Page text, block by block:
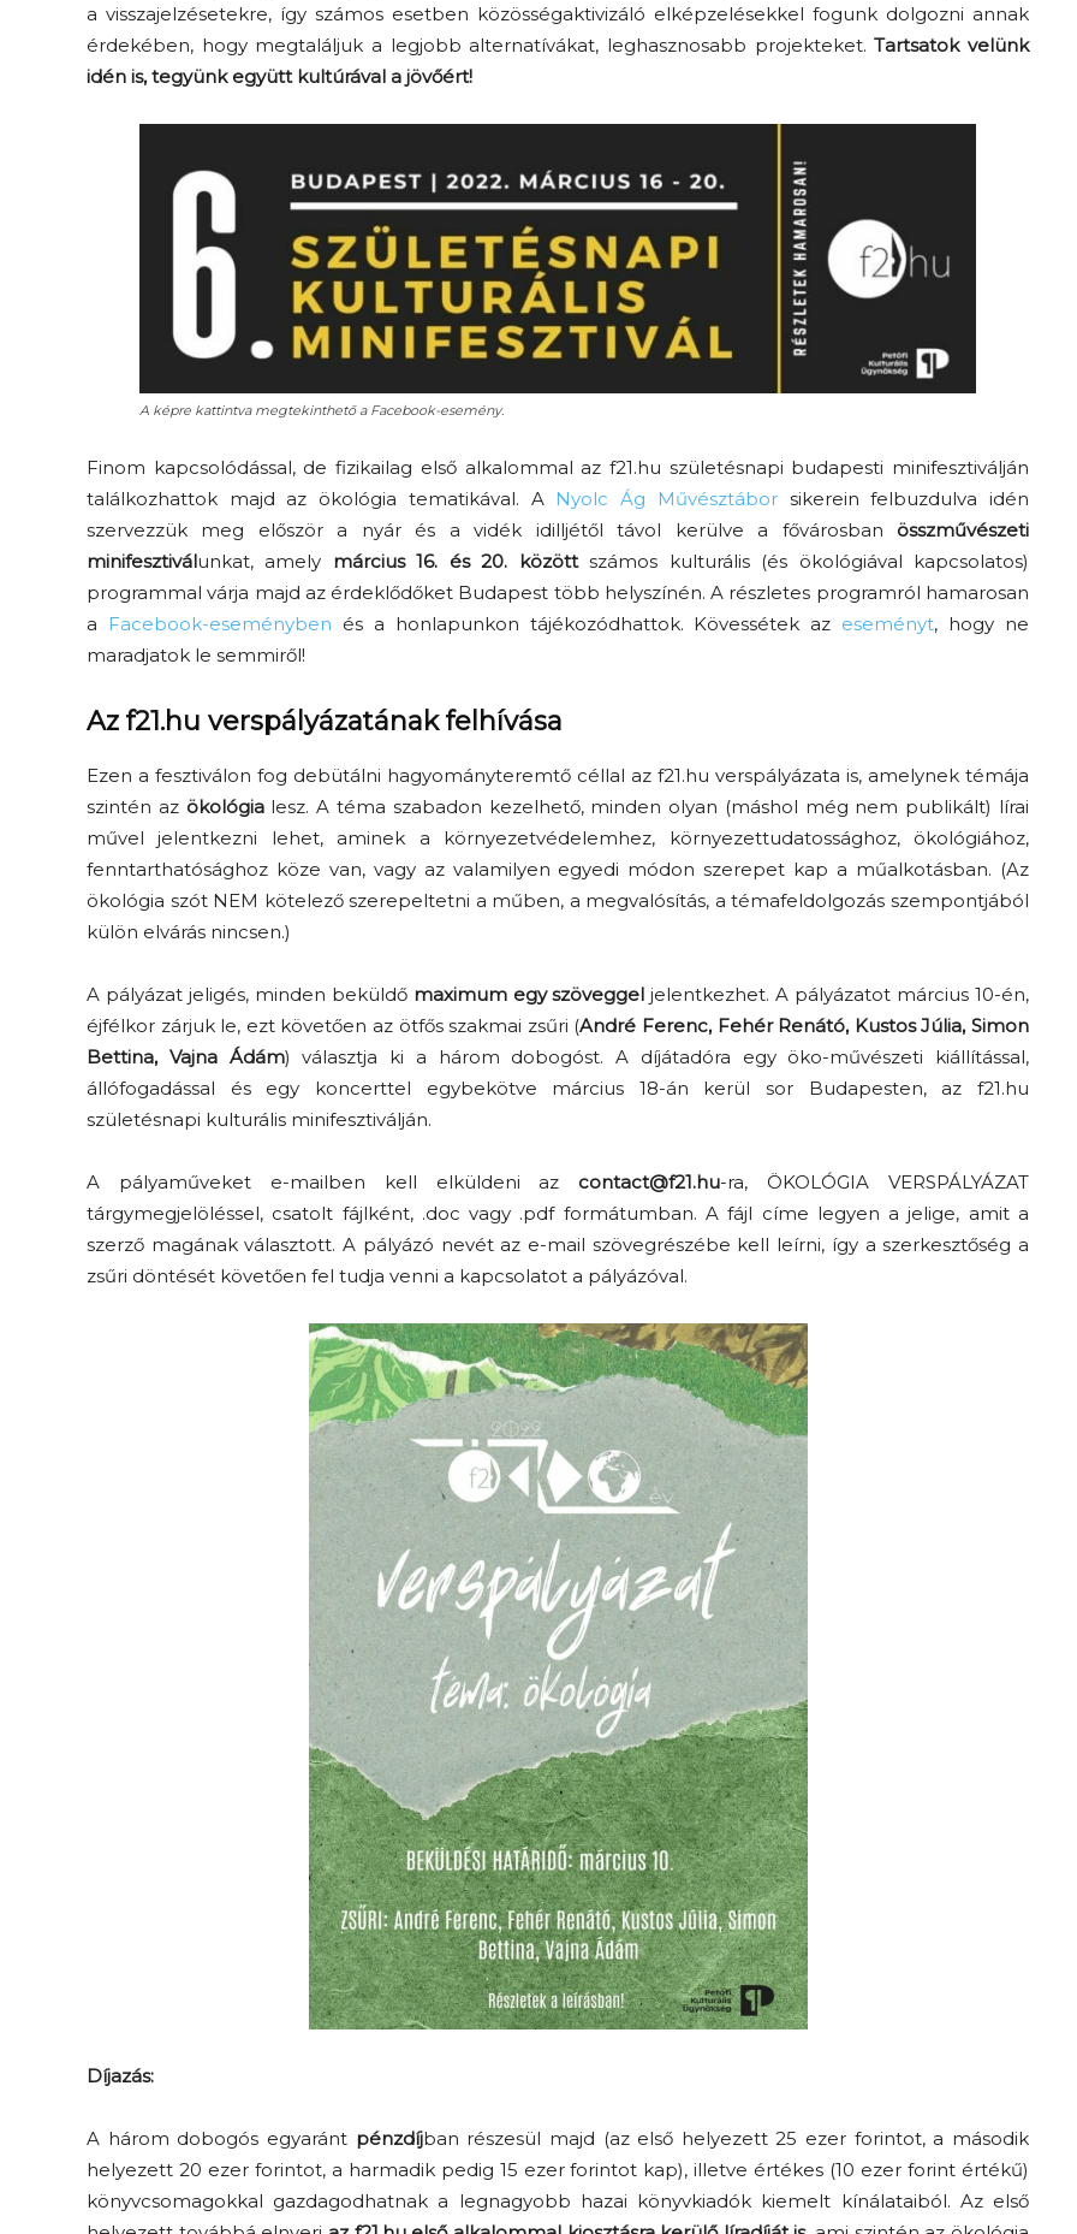
a visszajelzésetekre, így számos esetben közösségaktivizáló elképzelésekkel fogunk dolgozni annak
érdekében, hogy megtaláljuk a legjobb alternatívákat, leghasznosabb projekteket.Tartsatok velünk
idén is, tegyünk együtt kultúrával a jövőért!
A képre kattintva megtekinthető a Facebook-esemény.
Finom kapcsolódással, de fizikailag első alkalommal az f21.hu születésnapi budapesti minifesztiválján
találkozhattok majd az ökológia tematikával. A Nyolc Ág Művésztáborsikerein felbuzdulva idén
szervezzük meg először a nyár és a vidék idilljétől távol kerülve a fővárosban összművészeti
minifesztiválunkat, amely március 16. és 20. közöttszámos kulturális (és ökológiával kapcsolatos)
programmal várja majd az érdeklődőket Budapest több helyszínén. A részletes programról hamarosan
a
Facebook-eseményben és a honlapunkon tájékozódhattok. Kövessétek az eseményt, hogy ne
maradjatok le semmiről!
Az f21.hu verspályázatának felhívása
Ezen a fesztiválon fog debütálni hagyományteremtő céllal az f21.hu verspályázata is, amelynek témája
szintén az ökológialesz. A téma szabadon kezelhető, minden olyan (máshol még nem publikált) lírai
művel jelentkezni lehet, aminek a környezetvédelemhez, környezettudatossághoz, ökológiához,
fenntarthatósághoz köze van, vagy az valamilyen egyedi módon szerepet kap a műalkotásban. (Az
ökológia szót NEM kötelező szerepeltetni a műben, a megvalósítás, a témafeldolgozás szempontjából
külön elvárás nincsen.)
A pályázat jeligés, minden beküldő maximum egy szöveggel jelentkezhet. A pályázatot március 10-én,
éjfélkor zárjuk le, ezt követően az ötfős szakmai zsűri (André Ferenc, Fehér Renátó, Kustos Júlia, Simon
Bettina, Vajna Ádám) választja ki a három dobogóst. A díjátadóra egy öko-művészeti kiállítással,
állófogadással és egy koncerttel egybekötve március 18-án kerül sor Budapesten, az f21.hu
születésnapi kulturális minifesztiválján.
A pályaműveket e-mailben kell elküldeni az contact@f21.hu-ra, ÖKOLÓGIA VERSPÁLYÁZAT
tárgymegjelöléssel, csatolt fájlként, .doc vagy .pdf formátumban. A fájl címe legyen a jelige, amit a
szerző magának választott. A pályázó nevét az e-mail szövegrészébe kell leírni, így a szerkesztőség a
zsűri döntését követően fel tudja venni a kapcsolatot a pályázóval.
Díjazás:
A három dobogós egyaránt pénzdíjban részesül majd (az első helyezett 25 ezer forintot, a második
helyezett 20 ezer forintot, a harmadik pedig 15 ezer forintot kap), illetve értékes (10 ezer forint értékű)
könyvcsomagokkal gazdagodhatnak a legnagyobb hazai könyvkiadók kiemelt kínálataiból. Az első
Elveszítettük az
unatkozás képességét? –
Trashről és lélekről
S03E02 premier
Az f21-re költözik a
Trashről és lélekről –
Amurpodcast